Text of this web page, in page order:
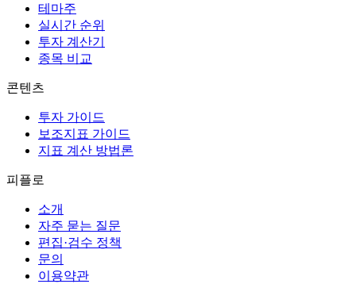
테마주
실시간 순위
투자 계산기
종목 비교
콘텐츠
투자 가이드
보조지표 가이드
지표 계산 방법론
피플로
소개
자주 묻는 질문
편집·검수 정책
문의
이용약관